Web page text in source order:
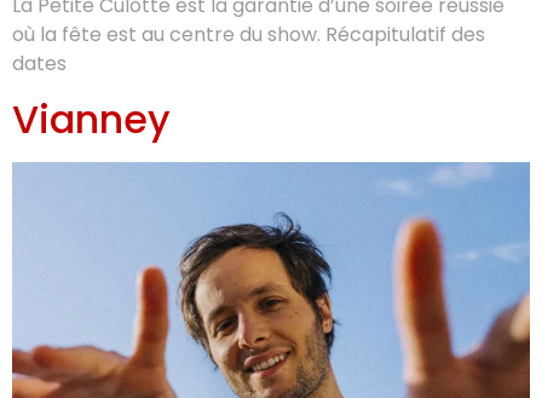
La Petite Culotte est la garantie d’une soirée réussie
où la fête est au centre du show. Récapitulatif des
dates
Vianney